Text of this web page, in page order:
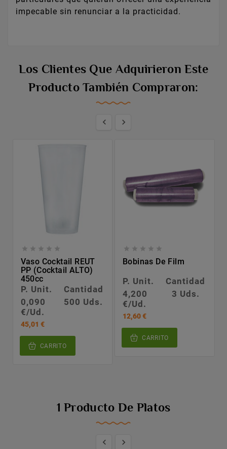
impecable sin renunciar a la practicidad.
Los Clientes Que Adquirieron Este
Producto También Compraron:
 
    
Vaso Cocktail REUT
PP (cocktail ALTO)
450cc
P. Unit.
Cantidad
0,090
€/Ud.
500 Uds.
45,01 €
CARRITO
    
Bobinas De Film
P. Unit.
Cantidad
4,200
€/Ud.
3 Uds.
12,60 €
CARRITO
1 Producto De Platos
 